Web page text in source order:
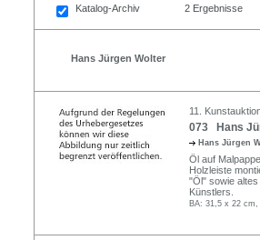
Katalog-Archiv 2 Ergebnisse
Hans Jürgen Wolter
11.
073 Hans
Hans Jürgen
Öl auf
Holzleiste
"Öl" sowie
Künstlers.
BA: 31,5 x 22